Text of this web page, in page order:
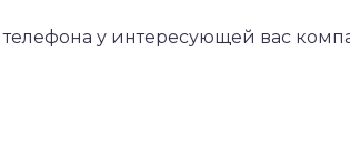
у интересующей вас